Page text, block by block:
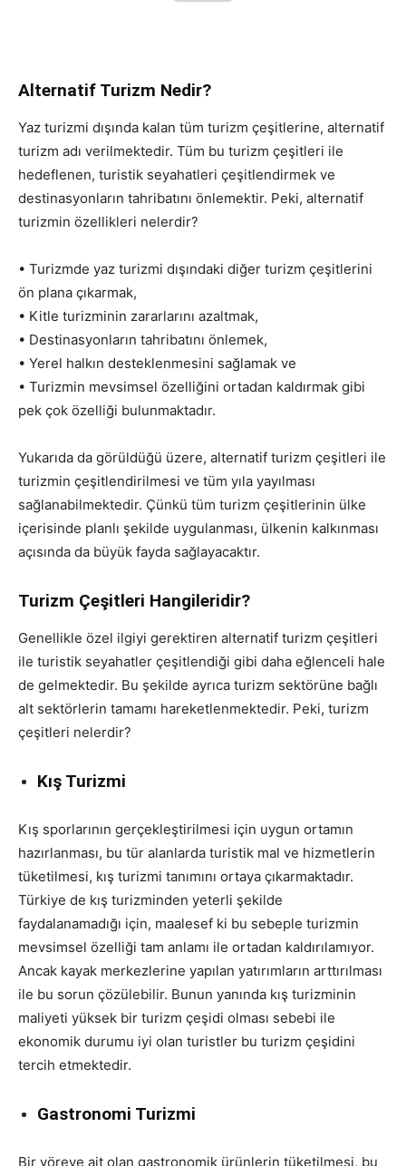
Alternatif Turizm Nedir?
Yaz turizmi dışında kalan tüm turizm çeşitlerine, alternatif
turizm adı verilmektedir. Tüm bu turizm çeşitleri ile
hedeflenen, turistik seyahatleri çeşitlendirmek ve
destinasyonların tahribatını önlemektir. Peki, alternatif
turizmin özellikleri nelerdir?
• Turizmde yaz turizmi dışındaki diğer turizm çeşitlerini
ön plana çıkarmak,
• Kitle turizminin zararlarını azaltmak,
• Destinasyonların tahribatını önlemek,
• Yerel halkın desteklenmesini sağlamak ve
• Turizmin mevsimsel özelliğini ortadan kaldırmak gibi
pek çok özelliği bulunmaktadır.
Yukarıda da görüldüğü üzere, alternatif turizm çeşitleri ile
turizmin çeşitlendirilmesi ve tüm yıla yayılması
sağlanabilmektedir. Çünkü tüm turizm çeşitlerinin ülke
içerisinde planlı şekilde uygulanması, ülkenin kalkınması
açısında da büyük fayda sağlayacaktır.
Turizm Çeşitleri Hangileridir?
Genellikle özel ilgiyi gerektiren alternatif turizm çeşitleri
ile turistik seyahatler çeşitlendiği gibi daha eğlenceli hale
de gelmektedir. Bu şekilde ayrıca turizm sektörüne bağlı
alt sektörlerin tamamı hareketlenmektedir. Peki, turizm
çeşitleri nelerdir?
Kış Turizmi
Kış sporlarının gerçekleştirilmesi için uygun ortamın
hazırlanması, bu tür alanlarda turistik mal ve hizmetlerin
tüketilmesi, kış turizmi tanımını ortaya çıkarmaktadır.
Türkiye de kış turizminden yeterli şekilde
faydalanamadığı için, maalesef ki bu sebeple turizmin
mevsimsel özelliği tam anlamı ile ortadan kaldırılamıyor.
Ancak kayak merkezlerine yapılan yatırımların arttırılması
ile bu sorun çözülebilir. Bunun yanında kış turizminin
maliyeti yüksek bir turizm çeşidi olması sebebi ile
ekonomik durumu iyi olan turistler bu turizm çeşidini
tercih etmektedir.
Gastronomi Turizmi
Bir yöreye ait olan gastronomik ürünlerin tüketilmesi, bu